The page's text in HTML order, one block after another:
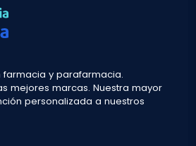
farmacia y parafarmacia.
mejores marcas. Nuestra mayor
personalizada a nuestros